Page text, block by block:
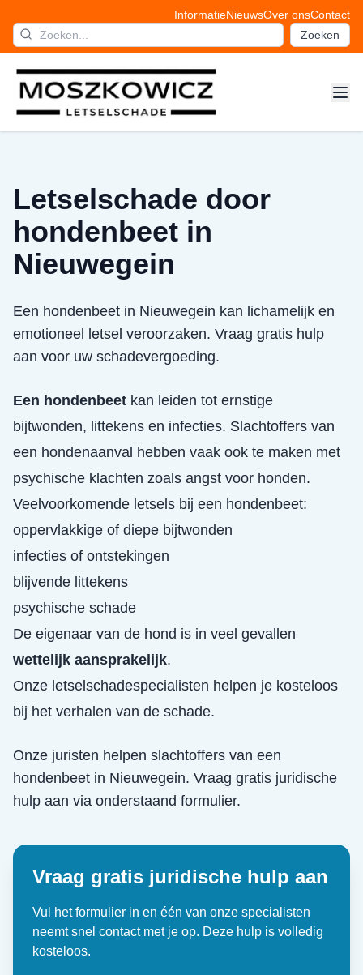
InformatieNieuwsOver onsContact
Zoeken
Letselschade door
hondenbeet in
Nieuwegein
Een hondenbeet in Nieuwegein kan lichamelijk en
emotioneel letsel veroorzaken. Vraag gratis hulp
aan voor uw schadevergoeding.
Een hondenbeet kan leiden tot ernstige
bijtwonden, littekens en infecties. Slachtoffers van
een hondenaanval hebben vaak ook te maken met
psychische klachten zoals angst voor honden.
Veelvoorkomende letsels bij een hondenbeet:
oppervlakkige of diepe bijtwonden
infecties of ontstekingen
blijvende littekens
psychische schade
De eigenaar van de hond is in veel gevallen
wettelijk aansprakelijk.
Onze letselschadespecialisten helpen je kosteloos
bij het verhalen van de schade.
Onze juristen helpen slachtoffers van een
hondenbeet in Nieuwegein. Vraag gratis juridische
hulp aan via onderstaand formulier.
Vraag gratis juridische hulp aan
Vul het formulier in en één van onze specialisten
neemt snel contact met je op. Deze hulp is volledig
kosteloos.